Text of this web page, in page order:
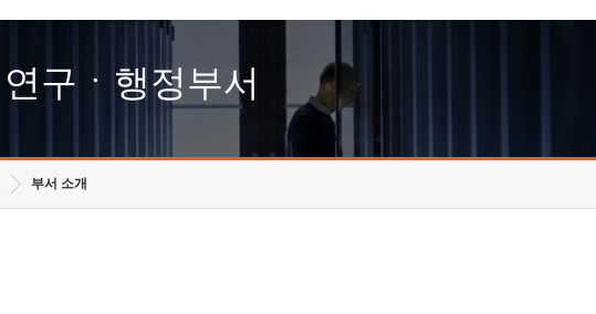
고객의소리
수의계약 현황
호남권연구본부
기획본부
연구ㆍ행정부서
부서 소개